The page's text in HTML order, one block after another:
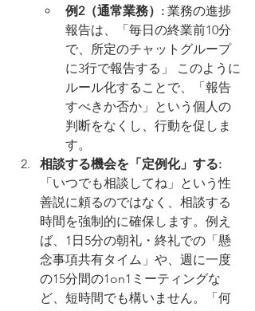
例2（通常業務）: 業務の進捗
報告は、「毎日の終業前10分
で、所定のチャットグループ
に3行で報告する」 このように
ルール化することで、「報告
すべきか否か」という個人の
判断をなくし、行動を促しま
す。
相談する機会を「定例化」する:
「いつでも相談してね」という性
善説に頼るのではなく、相談する
時間を強制的に確保します。例え
ば、1日5分の朝礼・終礼での「懸
念事項共有タイム」や、週に一度
の15分間の1on1ミーティングな
ど、短時間でも構いません。「何